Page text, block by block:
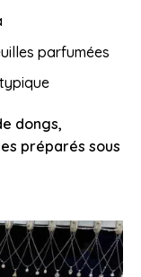
parfumées
dongs,
préparés sous